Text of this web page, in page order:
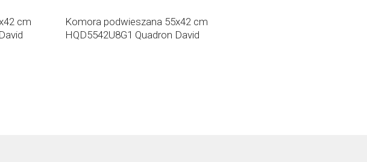
cm
Komora podwieszana 55x42 cm
HQD5542U8G1 Quadron David